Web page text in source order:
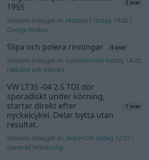
1955
2 svar
Senaste inlägget av Mossan1 tisdag 19:42 i
Övriga fordon
Slipa och polera rinningar 4 svar
Senaste inlägget avturboblondie tisdag 14:22
i Bilvård och biltvätt
VW LT35 -04 2.5 TDI dör
sporadiskt under körning,
startar direkt efter
nyckelcykel. Delar bytta utan
resultat.
1 svar
Senaste inlägget av Jesper328 tisdag 12:52 i
Generell felsökning